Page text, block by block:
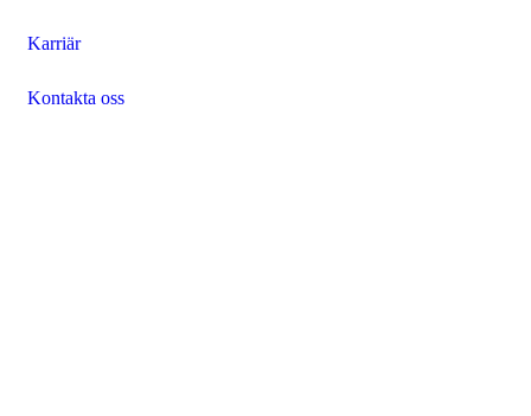
Karriär
Kontakta oss